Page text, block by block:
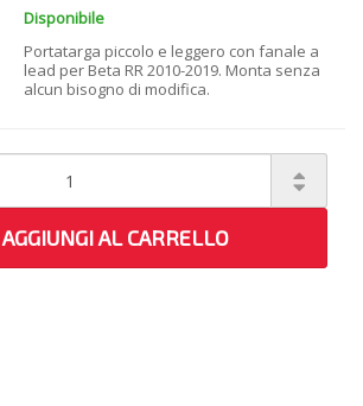
Disponibile
Portatarga piccolo e leggero con fanale a
lead per Beta RR 2010-2019. Monta senza
alcun bisogno di modifica.
AGGIUNGI AL CARRELLO